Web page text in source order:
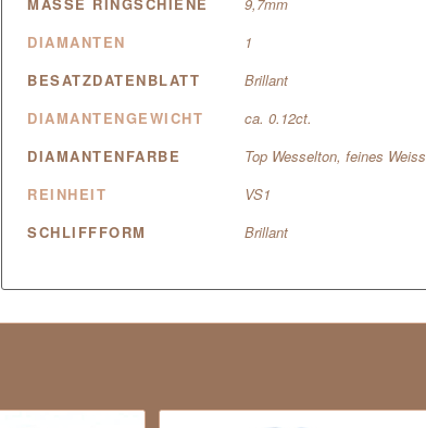
DIAMANTEN
1
BESATZDATENBLATT
Brillant
DIAMANTENGEWICHT
ca. 0.12ct.
DIAMANTENFARBE
Top Wesselton, feines Weiss
REINHEIT
VS1
SCHLIFFFORM
Brillant